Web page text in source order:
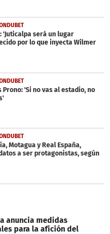
'Juticalpa será un lugar
por lo que inyecta Wilmer
Prono: 'Si no vas al estadio, no
Motagua y Real España,
a ser protagonistas, según
anuncia medidas
para la afición del